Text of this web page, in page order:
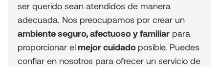
ser querido sean atendidos de manera
adecuada. Nos preocupamos por crear un
ambiente seguro, afectuoso y familiar para
proporcionar elmejor cuidado posible. Puedes
confiar en nosotros para ofrecer un servicio de